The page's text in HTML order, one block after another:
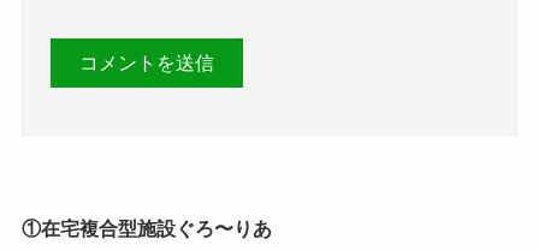
①在宅複合型施設ぐろ〜りあ